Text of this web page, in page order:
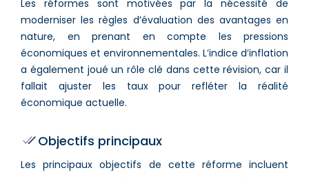
Les réformes sont motivées par la nécessité de
moderniser les règles d’évaluation des avantages en
nature, en prenant en compte les pressions
économiques et environnementales. L’indice d’inflation
a également joué un rôle clé dans cette révision, car il
fallait ajuster les taux pour refléter la réalité
économique actuelle.
Objectifs principaux
Les principaux objectifs de cette réforme incluent